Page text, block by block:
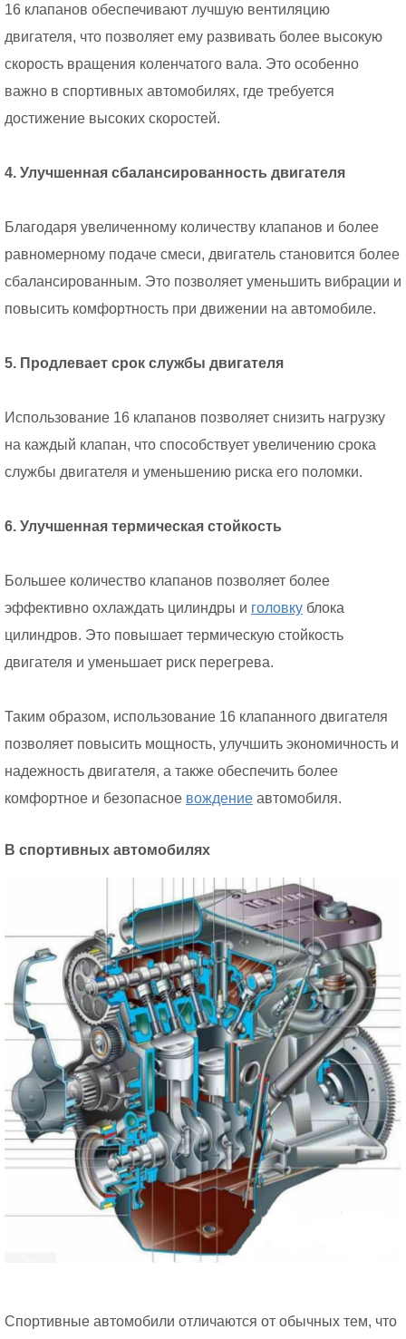
16 клапанов обеспечивают лучшую вентиляцию
двигателя, что позволяет ему развивать более высокую
скорость вращения коленчатого вала. Это особенно
важно в спортивных автомобилях, где требуется
достижение высоких скоростей.
4. Улучшенная сбалансированность двигателя
Благодаря увеличенному количеству клапанов и более
равномерному подаче смеси, двигатель становится более
сбалансированным. Это позволяет уменьшить вибрации и
повысить комфортность при движении на автомобиле.
5. Продлевает срок службы двигателя
Использование 16 клапанов позволяет снизить нагрузку
на каждый клапан, что способствует увеличению срока
службы двигателя и уменьшению риска его поломки.
6. Улучшенная термическая стойкость
Большее количество клапанов позволяет более
эффективно охлаждать цилиндры и головку блока
цилиндров. Это повышает термическую стойкость
двигателя и уменьшает риск перегрева.
Таким образом, использование 16 клапанного двигателя
позволяет повысить мощность, улучшить экономичность и
надежность двигателя, а также обеспечить более
комфортное и безопасное вождение автомобиля.
В спортивных автомобилях
Спортивные автомобили отличаются от обычных тем, что